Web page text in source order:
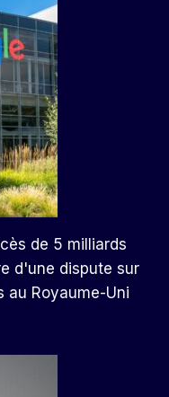
de 5 milliards
d'une dispute sur
au Royaume-Uni